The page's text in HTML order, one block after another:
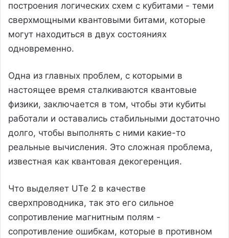
построения логических схем с кубитами - теми
сверхмощными квантовыми битами, которые
могут находиться в двух состояниях
одновременно.
Одна из главных проблем, с которыми в
настоящее время сталкиваются квантовые
физики, заключается в том, чтобы эти кубиты
работали и оставались стабильными достаточно
долго, чтобы выполнять с ними какие-то
реальные вычисления. Это сложная проблема,
известная как квантовая декогеренция.
Что выделяет UTe 2 в качестве
сверхпроводника, так это его сильное
сопротивление магнитным полям -
сопротивление ошибкам, которые в противном